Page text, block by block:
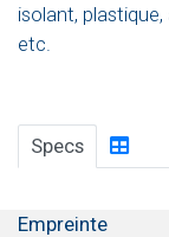
isolant, plastique,
etc.
Specs
Empreinte